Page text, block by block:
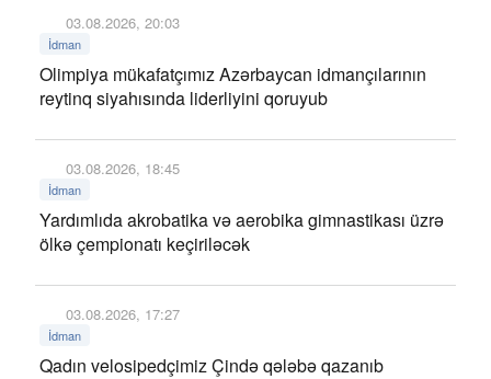
03.08.2026, 20:03
İdman
Olimpiya mükafatçımız Azərbaycan idmançılarının
reytinq siyahısında liderliyini qoruyub
03.08.2026, 18:45
İdman
Yardımlıda akrobatika və aerobika gimnastikası üzrə
ölkə çempionatı keçiriləcək
03.08.2026, 17:27
İdman
Qadın velosipedçimiz Çində qələbə qazanıb